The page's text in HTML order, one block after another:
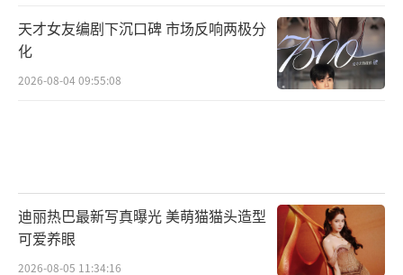
天才女友编剧下沉口碑 市场反响两极分
化
2026-08-04 09:55:08
迪丽热巴最新写真曝光 美萌猫猫头造型
可爱养眼
2026-08-05 11:34:16